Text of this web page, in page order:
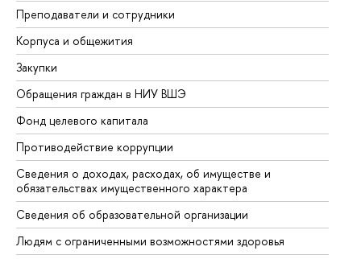
Преподаватели и сотрудники
Корпуса и общежития
Закупки
Обращения граждан в НИУ ВШЭ
Фонд целевого капитала
Противодействие коррупции
Сведения о доходах, расходах, об имуществе и
обязательствах имущественного характера
Сведения об образовательной организации
Людям с ограниченными возможностями здоровья